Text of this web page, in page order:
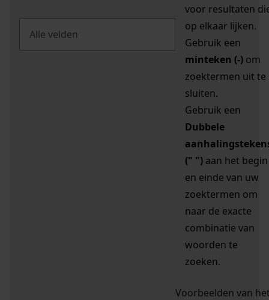
voor resultaten
op elkaar lijken.
Gebruik een
minteken (-) om
zoektermen uit te
sluiten.
Gebruik een
Dubbele
(" ") aan het begin
en einde van uw
zoektermen om
naar de exacte
combinatie van
woorden te
zoeken.
Voorbeelden van